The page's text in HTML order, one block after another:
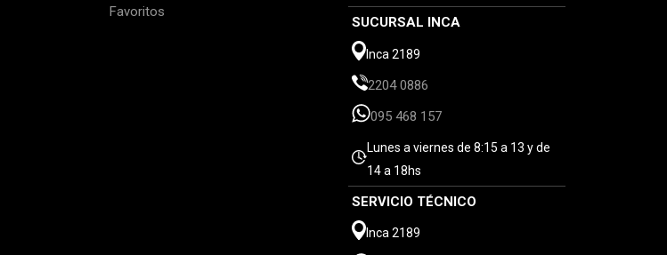
Favoritos
SUCURSAL INCA
Inca 2189
2204 0886
095 468 157
Lunes a viernes de 8:15 a 13 y de
14 a 18hs
SERVICIO TÉCNICO
Inca 2189